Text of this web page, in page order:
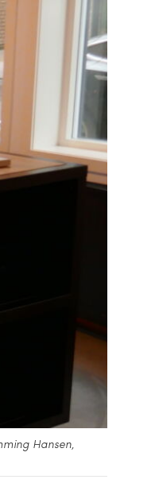
Hansen,